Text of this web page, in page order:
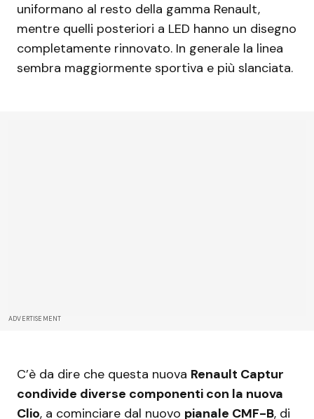
uniformano al resto della gamma Renault,
mentre quelli posteriori a LED hanno un disegno
completamente rinnovato. In generale la linea
sembra maggiormente sportiva e più slanciata.
ADVERTISEMENT
C’è da dire che questa nuova Renault Captur
condivide diverse componenti con la nuova
Clio, a cominciare dal nuovo pianale CMF-B, di